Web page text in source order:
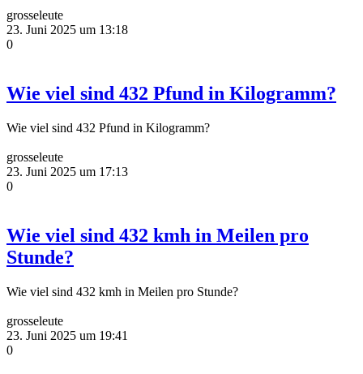
grosseleute
23. Juni 2025 um 13:18
0
Wie viel sind 432 Pfund in Kilogramm?
Wie viel sind 432 Pfund in Kilogramm?
grosseleute
23. Juni 2025 um 17:13
0
Wie viel sind 432 kmh in Meilen pro
Stunde?
Wie viel sind 432 kmh in Meilen pro Stunde?
grosseleute
23. Juni 2025 um 19:41
0